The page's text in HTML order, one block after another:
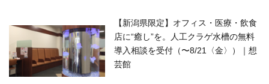
【新潟県限定】オフィス・医療・飲食
店に“癒し”を。人工クラゲ水槽の無料
導入相談を受付（〜8/21〈金〉）｜想
芸館